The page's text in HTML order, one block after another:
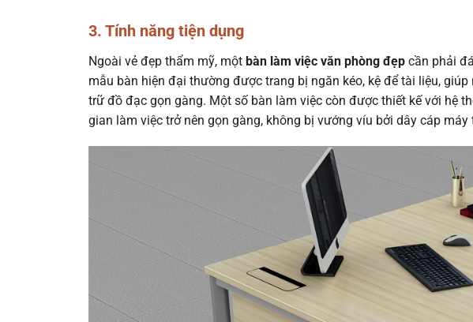
3. Tính năng tiện dụng
Ngoài vẻ đẹp thẩm mỹ, một bàn làm việc văn phòng đẹp cần phải
mẫu bàn hiện đại thường được trang bị ngăn kéo, kệ để tài liệu,
trữ đồ đạc gọn gàng. Một số bàn làm việc còn được thiết kế với hệ
gian làm việc trở nên gọn gàng, không bị vướng víu bởi dây cáp máy